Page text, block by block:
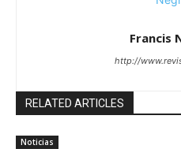
Francis
http://
RELATED ARTICLES
Noticias